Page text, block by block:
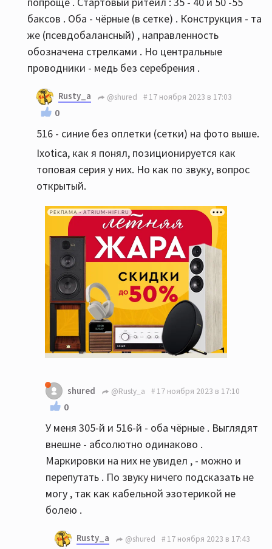
баксов . Оба - чёрные (в сетке) . Конструкция - та
же (псевдобалансный) , направленность
обозначена стрелками . Но центральные
проводники - медь без серебрения .
Rusty_a @shured 17 ноября 2023 в 17:03
0
516 - синие без оплетки (сетки) на фото выше.
Iхоtiсa, как я понял, позиционируется как
топовая серия у них. Но как по звуку, вопрос
открытый.
РЕКЛАМА • ATRIUM-HIFI.RU
shured @Rusty_a 17 ноября 2023 в 17:10
0
У меня 305-й и 516-й - оба чёрные . Выглядят
внешне - абсолютно одинаково .
Маркировки на них не увидел , - можно и
перепутать . По звуку ничего подсказать не
могу , так как кабельной эзотерикой не
болею .
Rusty_a @shured 17 ноября 2023 в 17:43